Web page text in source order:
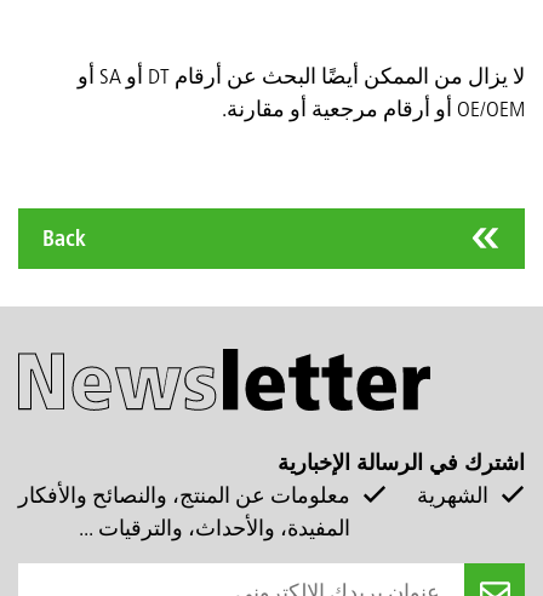
لا يزال من الممكن أيضًا البحث عن أرقام DT أو SA أو
OE/OEM أو أرقام مرجعية أو مقارنة.
Back
اشترك في الرسالة الإخبارية
الشهرية
معلومات عن المنتج، والنصائح والأفكار
المفيدة، والأحداث، والترقيات ...